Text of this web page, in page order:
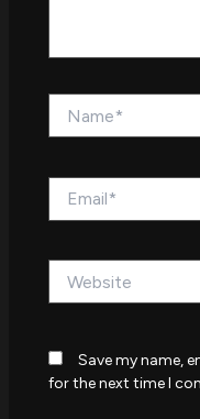
Save my name,
for the next time I